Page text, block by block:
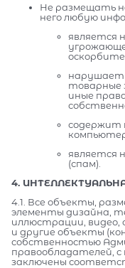
Не размещать
него любую
является
нарушает
товарные
иные
содержит
является
(спам).
4.
4.1. Все объекты,
элементы дизайна,
иллюстрации, видео,
и другие объекты
собственностью
правообладателей,
заключены